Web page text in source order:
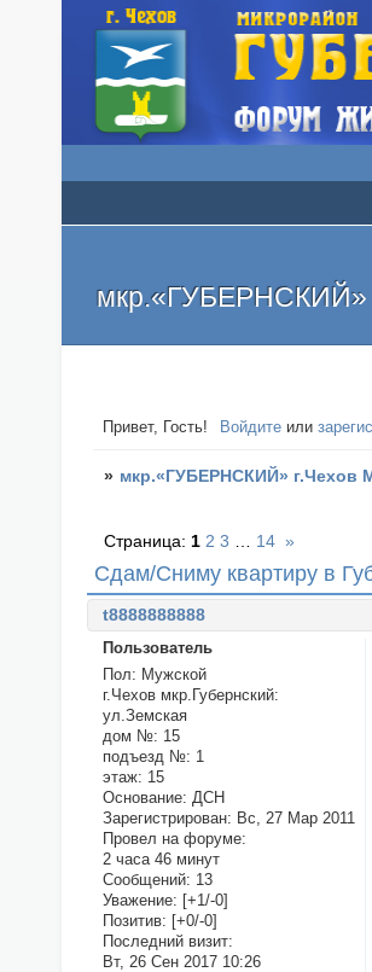
мкр.«ГУБЕРНСКИЙ»
Привет, Гость! Войдите или
» мкр.«ГУБЕРНСКИЙ» г.Чехов
Сдам/Сниму квартиру в
Страница: 1 2 3 14 »
t8888888888
Пользователь
Пол: Мужской
г.Чехов мкр.Губернский:
ул.Земская
дом №: 15
подъезд №: 1
этаж: 15
Основание: ДСН
Зарегистрирован: Вс, 27 Мар 2011
Провел на форуме:
2 часа 46 минут
Сообщений: 13
Уважение: [+1/-0]
Позитив: [+0/-0]
Последний визит:
Вт, 26 Сен 2017 10:26